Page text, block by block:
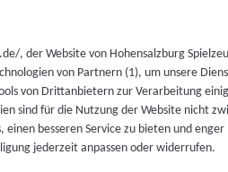
, der Website von Hohensalzburg
von Partnern (1), um unsere
von Drittanbietern zur Verarbeitung
sind für die Nutzung der Website nicht
besseren Service zu bieten und
jederzeit anpassen oder widerrufen.